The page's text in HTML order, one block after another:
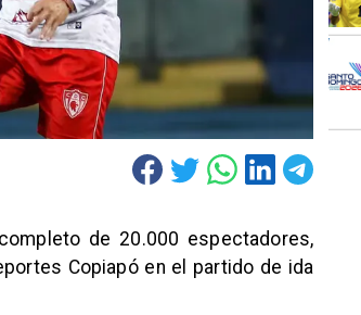
de 20.000 espectadores,
Copiapó en el partido de ida